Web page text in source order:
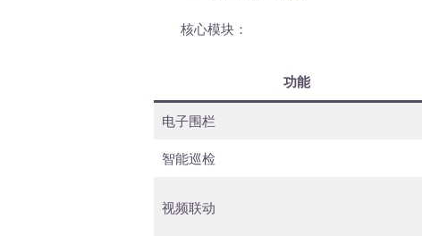
核心模块：
功能
电子围栏
智能巡检
视频联动